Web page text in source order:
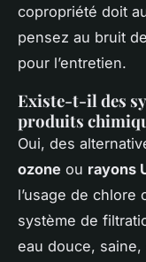
copropriété doit
pensez au bruit
pour l’entretien.
Existe-t-il des
produits
Oui, des
ozone ou rayons
l’usage de chlore
système de
eau douce, saine,